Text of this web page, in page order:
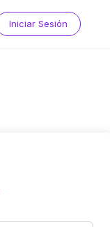
Iniciar Sesión